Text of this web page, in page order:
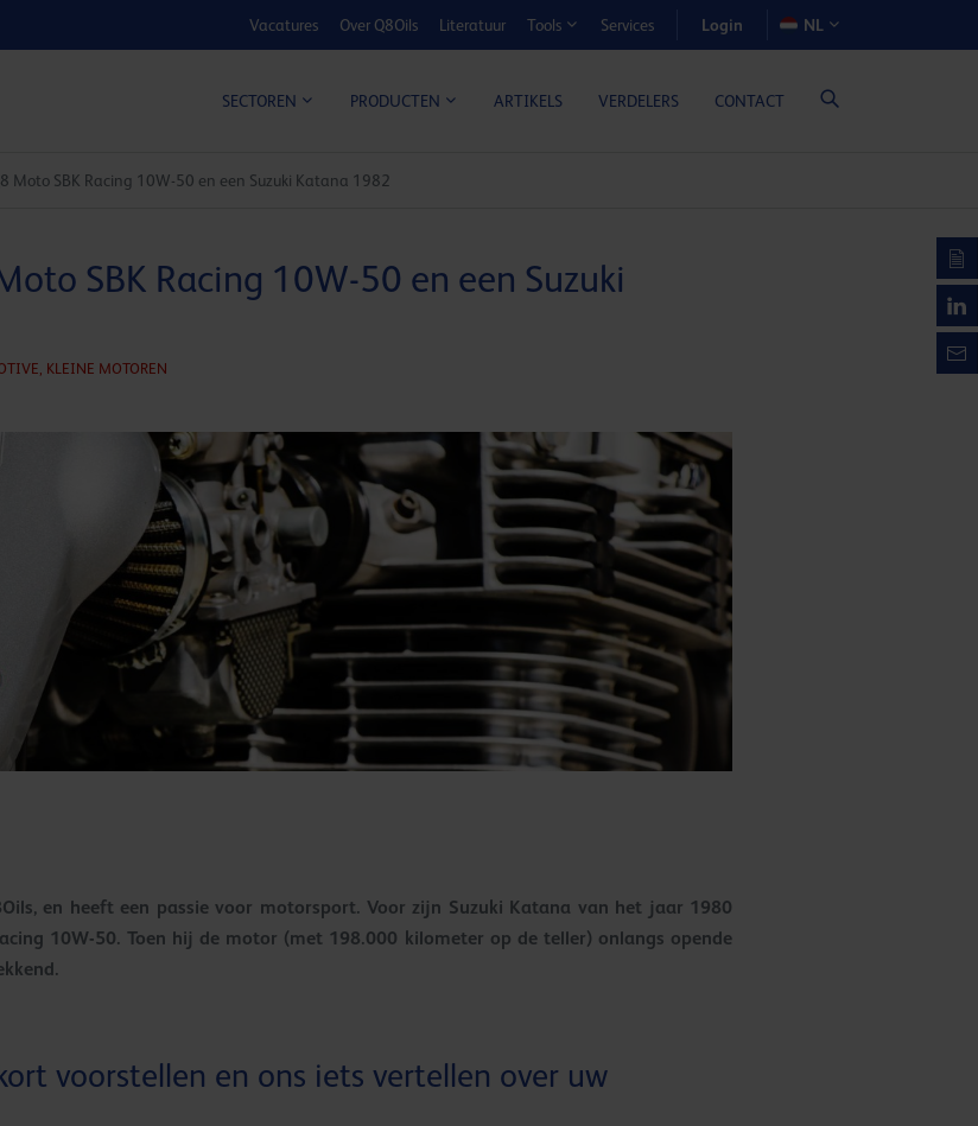
Vacatures Over Q8Oils Literatuur Tools Services Login NL
SECTOREN PRODUCTEN ARTIKELS VERDELERS CONTACT
Moto SBK Racing 10W-50 en een Suzuki Katana 1982
SBK Racing 10W-50 en een Suzuki
KLEINE MOTOREN
en heeft een passie voor motorsport. Voor zijn Suzuki Katana van het jaar 1980
10W-50. Toen hij de motor (met 198.000 kilometer op de teller) onlangs opende
voorstellen en ons iets vertellen over uw